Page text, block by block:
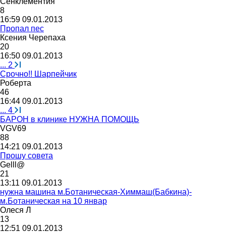
8
16:59 09.01.2013
Пропал пес
Ксения Черепаха
20
16:50 09.01.2013
... 2
Срочно!! Шарпейчик
Роберта
46
16:44 09.01.2013
... 4
БАРОН в клинике НУЖНА ПОМОЩЬ
VGV69
88
14:21 09.01.2013
Прошу совета
Gelll@
21
13:11 09.01.2013
нужна машина м.Ботаническая-Химмаш(Бабкина)-
м.Ботаническая на 10 январ
Олеся Л
13
12:51 09.01.2013